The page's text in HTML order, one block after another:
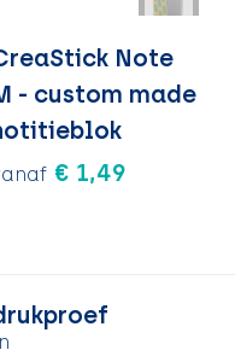
Note
- custom made
€ 1,49